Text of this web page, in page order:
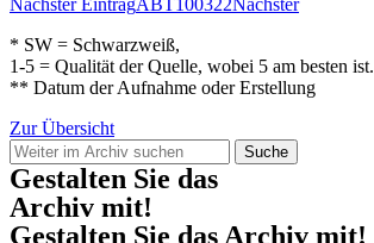
Nächster EintragABT100322Nächster
* SW = Schwarzweiß,
1-5 = Qualität der Quelle, wobei 5 am besten ist.
** Datum der Aufnahme oder Erstellung
Zur Übersicht
Suche
Gestalten Sie das
Archiv mit!
Gestalten Sie das Archiv mit!